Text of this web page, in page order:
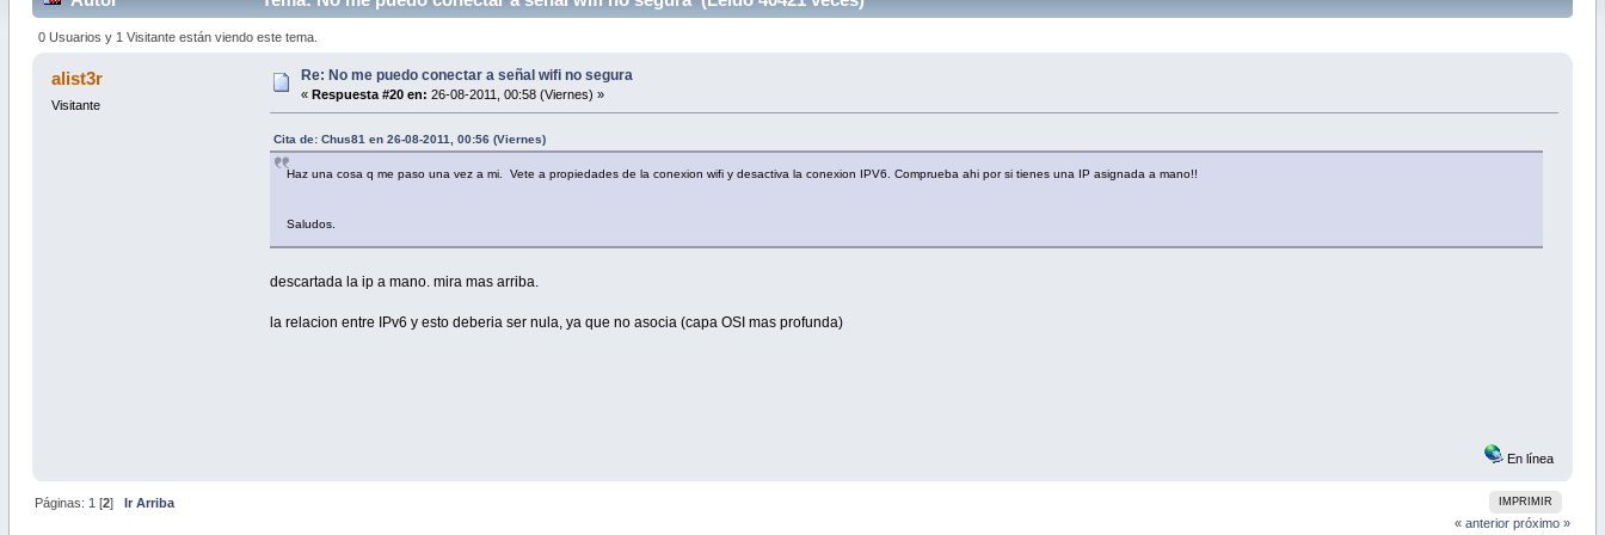
0 Usuarios y 1 Visitante están viendo este tema.
alist3r
Visitante
Re: No me puedo conectar a señal wifi no segura
« Respuesta #20 en: 26-08-2011, 00:58 (Viernes) »
Cita de: Chus81 en 26-08-2011, 00:56 (Viernes)
Haz una cosa q me paso una vez a mi. Vete a propiedades de la conexion wifi y desactiva la conexion IPV6. Comprueba ahi por si tienes una IP asignada a mano!!
Saludos.
descartada la ip a mano. mira mas arriba.
la relacion entre IPv6 y esto deberia ser nula, ya que no asocia (capa OSI mas profunda)
En línea
IMPRIMIR
Páginas: 1 [2] Ir Arriba
« anterior próximo »